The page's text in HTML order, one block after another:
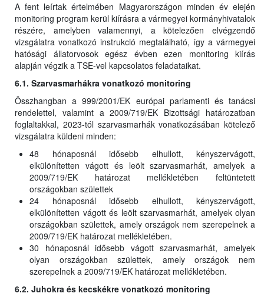
A fent leírtak értelmében Magyarországon minden év elején
monitoring program kerül kiírásra a vármegyei kormányhivatalok
részére, amelyben valamennyi, a kötelezően elvégzendő
vizsgálatra vonatkozó instrukció megtalálható, így a vármegyei
hatósági állatorvosok egész évben ezen monitoring kiírás
alapján végzik a TSE-vel kapcsolatos feladataikat.
6.1. Szarvasmarhákra vonatkozó monitoring
Összhangban a 999/2001/EK európai parlamenti és tanácsi
rendelettel, valamint a 2009/719/EK Bizottsági határozatban
foglaltakkal, 2023-tól szarvasmarhák vonatkozásában kötelező
vizsgálatra küldeni minden:
48 hónaposnál idősebb elhullott, kényszervágott,
elkülönítetten vágott és leölt szarvasmarhát, amelyek a
2009/719/EK határozat mellékletében feltüntetett
országokban születtek
24 hónaposnál idősebb elhullott, kényszervágott,
elkülönítetten vágott és leölt szarvasmarhát, amelyek olyan
országokban születtek, amely országok nem szerepelnek a
2009/719/EK határozat mellékletében.
30 hónaposnál idősebb vágott szarvasmarhát, amelyek
olyan országokban születtek, amely országok nem
szerepelnek a 2009/719/EK határozat mellékletében.
6.2. Juhokra és kecskékre vonatkozó monitoring